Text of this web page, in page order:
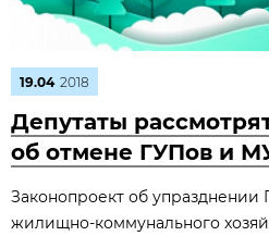
19.04 2018
Депутаты
об отмене ГУПов и
Законопроект об
жилищно-коммунального